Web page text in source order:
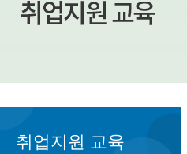
취업지원 교육